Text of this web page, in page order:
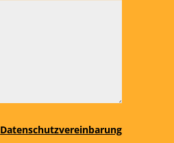
Datenschutzvereinbarung